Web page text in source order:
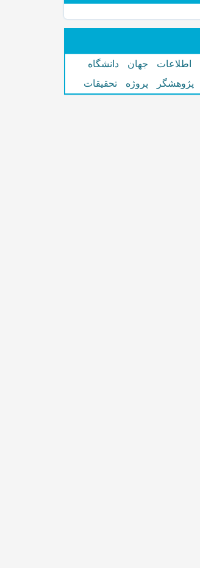
اطلاعات جهان
دانشگاه
پژوهشگر پروژه تحقیقات